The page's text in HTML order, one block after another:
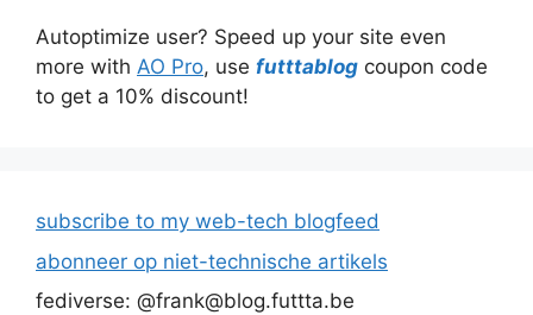
Autoptimize user? Speed up your site even
more with AO Pro, use futttablog coupon code
to get a 10% discount!
subscribe to my web-tech blogfeed
abonneer op niet-technische artikels
fediverse: @frank@blog.futtta.be